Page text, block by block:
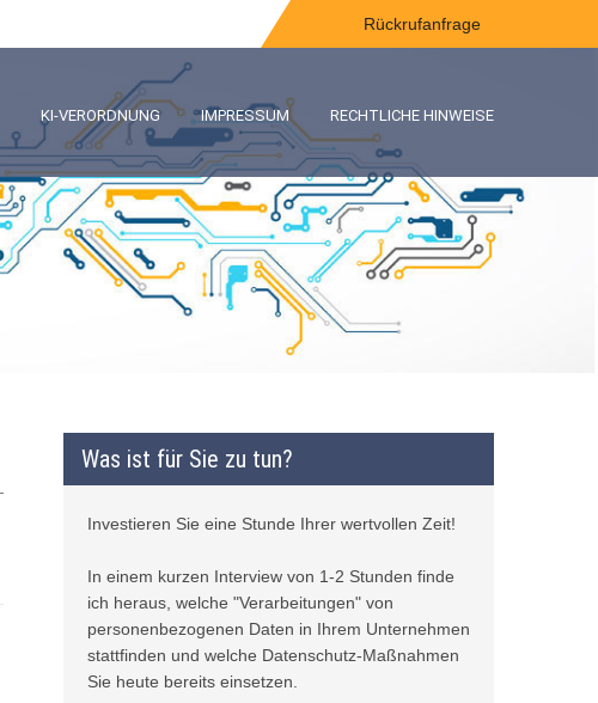
Rückrufanfrage
KI-VERORDNUNG IMPRESSUM RECHTLICHE HINWEISE
Was ist für Sie zu tun?
Investieren Sie eine Stunde Ihrer wertvollen Zeit!
In einem kurzen Interview von 1-2 Stunden finde
ich heraus, welche "Verarbeitungen" von
personenbezogenen Daten in Ihrem Unternehmen
stattfinden und welche Datenschutz-Maßnahmen
Sie heute bereits einsetzen.